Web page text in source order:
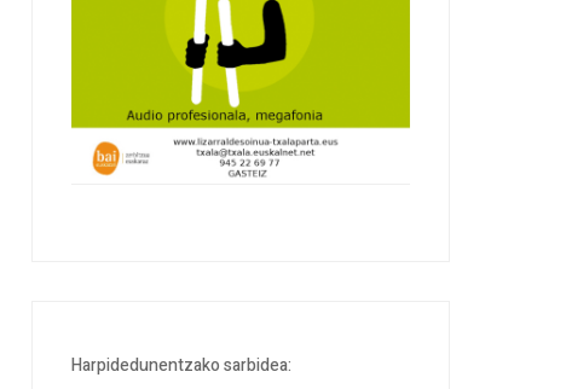
Harpidedunentzako sarbidea: